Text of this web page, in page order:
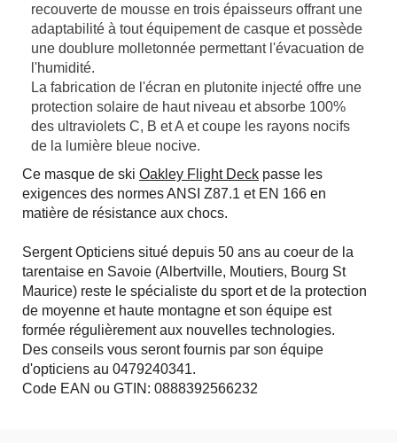
recouverte de mousse en trois épaisseurs offrant une
adaptabilité à tout équipement de casque et possède
une doublure molletonnée permettant l'évacuation de
l'humidité.
La fabrication de l'écran en plutonite injecté offre une
protection solaire de haut niveau et absorbe 100%
des ultraviolets C, B et A et coupe les rayons nocifs
de la lumière bleue nocive.
Ce masque de ski Oakley Flight Deck passe les
exigences des normes ANSI Z87.1 et EN 166 en
matière de résistance aux chocs.
Sergent Opticiens situé depuis 50 ans au coeur de la
tarentaise en Savoie (Albertville, Moutiers, Bourg St
Maurice) reste le spécialiste du sport et de la protection
de moyenne et haute montagne et son équipe est
formée régulièrement aux nouvelles technologies.
Des conseils vous seront fournis par son équipe
d'opticiens au 0479240341.
Code EAN ou GTIN: 0888392566232